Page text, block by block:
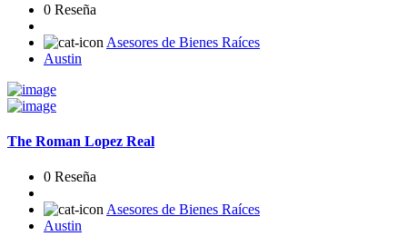
0 Reseña
Asesores de Bienes Raíces
Austin
The Roman Lopez Real
0 Reseña
Asesores de Bienes Raíces
Austin